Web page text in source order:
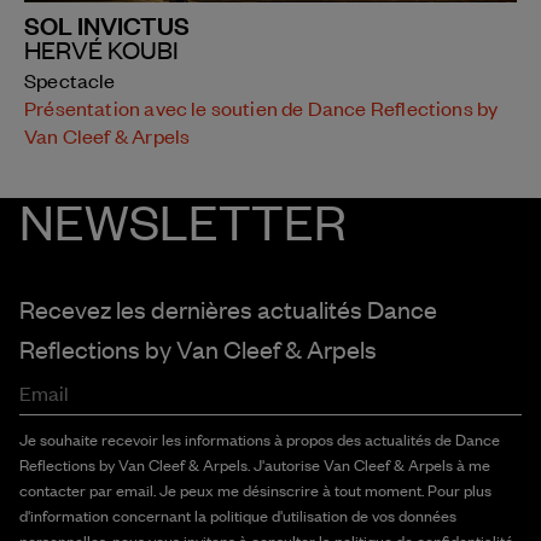
SOL INVICTUS
HERVÉ KOUBI
Spectacle
Présentation avec le soutien de Dance Reflections by
Van Cleef & Arpels
NEWSLETTER
Recevez les dernières actualités Dance
Reflections byVan Cleef & Arpels
Email
Je souhaite recevoir les informations à propos des actualités de Dance
Reflections by Van Cleef & Arpels. J'autorise Van Cleef & Arpels à me
contacter par email. Je peux me désinscrire à tout moment. Pour plus
d'information concernant la politique d'utilisation de vos données